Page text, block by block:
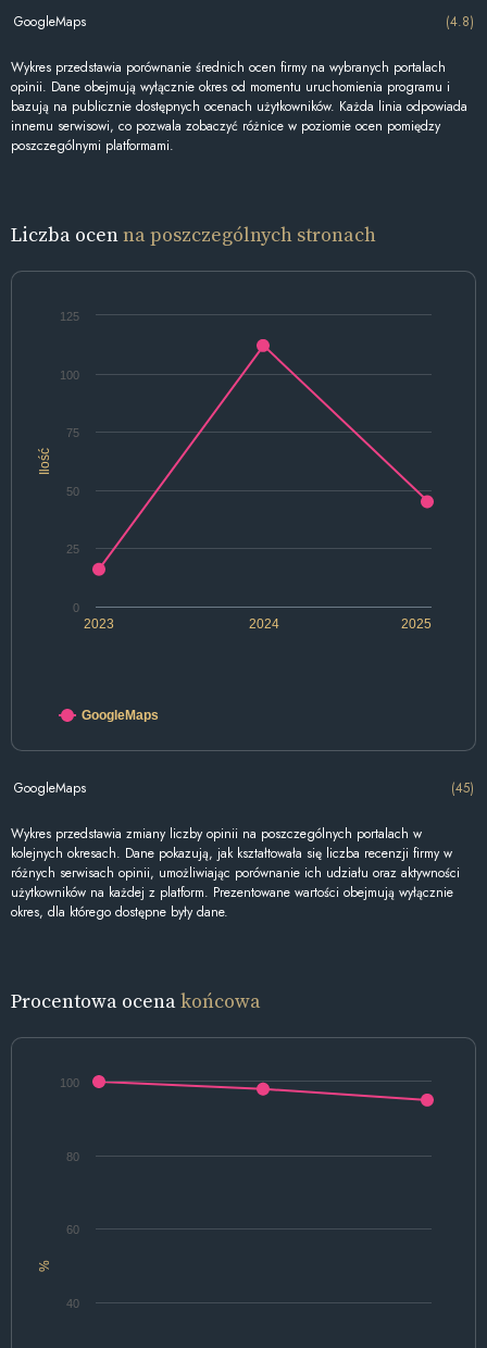
GoogleMaps (4.8)
Wykres przedstawia porównanie średnich ocen firmy na wybranych portalach
opinii. Dane obejmują wyłącznie okres od momentu uruchomienia programu i
bazują na publicznie dostępnych ocenach użytkowników. Każda linia odpowiada
innemu serwisowi, co pozwala zobaczyć różnice w poziomie ocen pomiędzy
poszczególnymi platformami.
Liczba ocenna poszczególnych stronach
Ilość
2023 2024 2025
0
100
25
50
75
125
GoogleMaps
GoogleMaps (45)
Wykres przedstawia zmiany liczby opinii na poszczególnych portalach w
kolejnych okresach. Dane pokazują, jak kształtowała się liczba recenzji firmy w
różnych serwisach opinii, umożliwiając porównanie ich udziału oraz aktywności
użytkowników na każdej z platform. Prezentowane wartości obejmują wyłącznie
okres, dla którego dostępne były dane.
Procentowa ocenakońcowa
%
40
60
80
100